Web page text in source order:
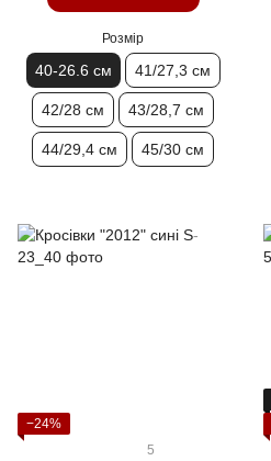
Розмір
40-26.6 см 41/27,3 см
42/28 см 43/28,7 см
44/29,4 см 45/30 см
−24%
5